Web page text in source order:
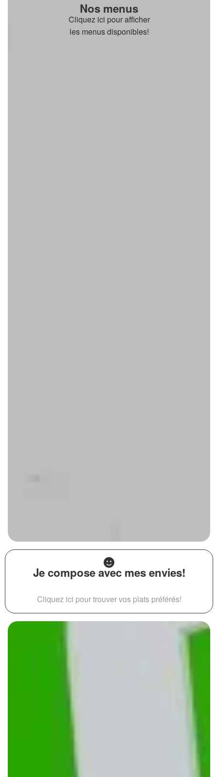
Nos menus
Cliquez ici pour afficher
les menus disponibles!
Je compose avec mes envies!
Cliquez ici pour trouver vos plats préférés!